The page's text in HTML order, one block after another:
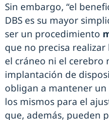
Sin embargo, “el
DBS es su mayor
ser un procedimiento
que no precisa
el cráneo ni el cerebro
implantación de
obligan a mantener
los mismos para el
que, además, pueden